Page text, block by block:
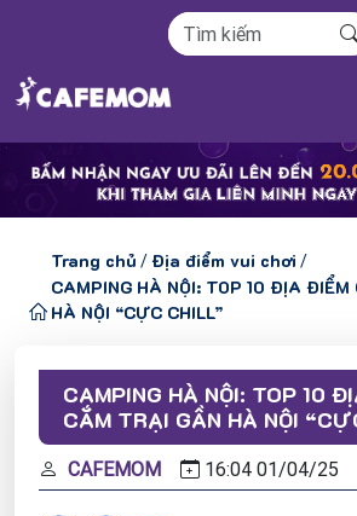
Trang chủ /Địa điểm vui chơi /
CAMPING HÀ NỘI: TOP 10 ĐỊA
HÀ NỘI “CỰC CHILL”
CAMPING HÀ NỘI: TOP 10
CẮM TRẠI GẦN HÀ NỘI
CAFEMOM 16:04 01/04/25